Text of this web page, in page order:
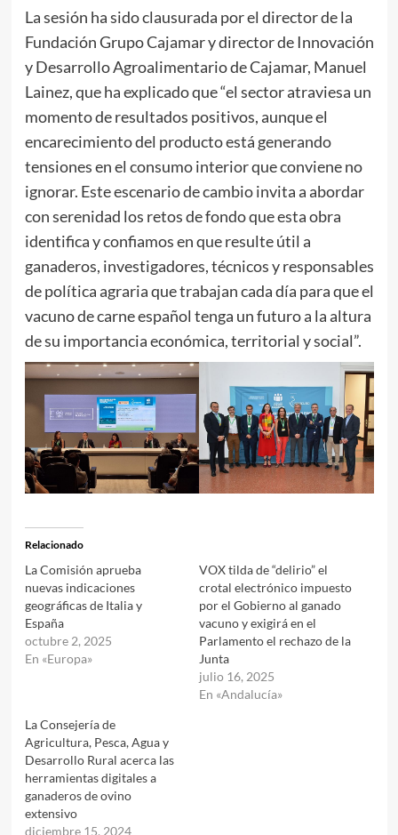
La sesión ha sido clausurada por el director de la
Fundación Grupo Cajamar y director de Innovación
y Desarrollo Agroalimentario de Cajamar, Manuel
Lainez, que ha explicado que “el sector atraviesa un
momento de resultados positivos, aunque el
encarecimiento del producto está generando
tensiones en el consumo interior que conviene no
ignorar. Este escenario de cambio invita a abordar
con serenidad los retos de fondo que esta obra
identifica y confiamos en que resulte útil a
ganaderos, investigadores, técnicos y responsables
de política agraria que trabajan cada día para que el
vacuno de carne español tenga un futuro a la altura
de su importancia económica, territorial y social”.
Relacionado
La Comisión aprueba
nuevas indicaciones
geográficas de Italia y
España
octubre 2, 2025
En «Europa»
VOX tilda de “delirio” el
crotal electrónico impuesto
por el Gobierno al ganado
vacuno y exigirá en el
Parlamento el rechazo de la
Junta
julio 16, 2025
En «Andalucía»
La Consejería de
Agricultura, Pesca, Agua y
Desarrollo Rural acerca las
herramientas digitales a
ganaderos de ovino
extensivo
diciembre 15, 2024